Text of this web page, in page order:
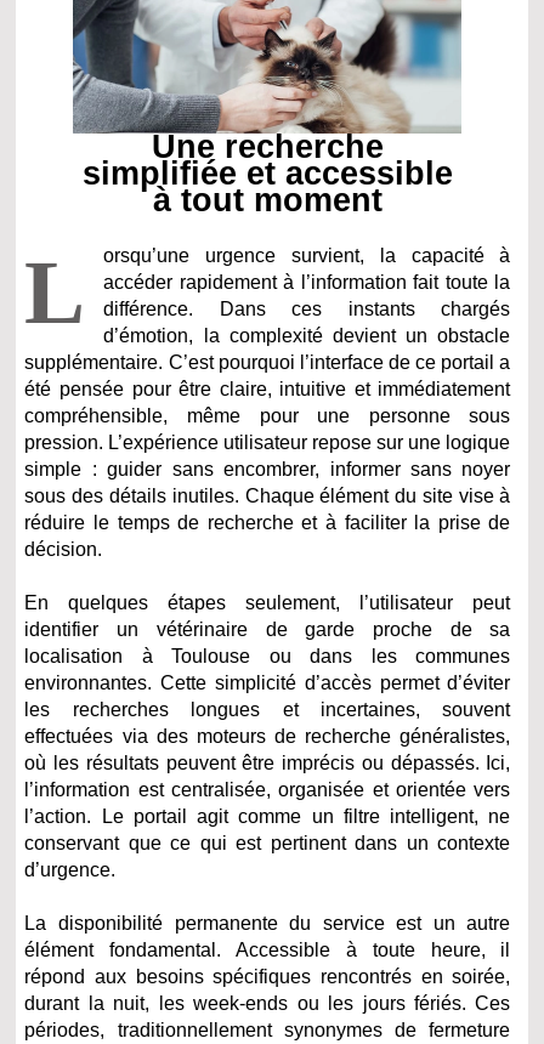
Une recherche
simplifiée et accessible
à tout moment
L
orsqu’une urgence survient, la capacité à
accéder rapidement à l’information fait toute la
différence. Dans ces instants chargés
d’émotion, la complexité devient un obstacle
supplémentaire. C’est pourquoi l’interface de ce portail a
été pensée pour être claire, intuitive et immédiatement
compréhensible, même pour une personne sous
pression. L’expérience utilisateur repose sur une logique
simple : guider sans encombrer, informer sans noyer
sous des détails inutiles. Chaque élément du site vise à
réduire le temps de recherche et à faciliter la prise de
décision.
En quelques étapes seulement, l’utilisateur peut
identifier un vétérinaire de garde proche de sa
localisation à Toulouse ou dans les communes
environnantes. Cette simplicité d’accès permet d’éviter
les recherches longues et incertaines, souvent
effectuées via des moteurs de recherche généralistes,
où les résultats peuvent être imprécis ou dépassés. Ici,
l’information est centralisée, organisée et orientée vers
l’action. Le portail agit comme un filtre intelligent, ne
conservant que ce qui est pertinent dans un contexte
d’urgence.
La disponibilité permanente du service est un autre
élément fondamental. Accessible à toute heure, il
répond aux besoins spécifiques rencontrés en soirée,
durant la nuit, les week-ends ou les jours fériés. Ces
périodes, traditionnellement synonymes de fermeture